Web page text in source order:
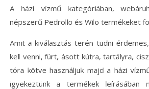
A házi vízmű kategóriában,
népszerű Pedrollo és Wilo termékeket
Amit a kiválasztás terén tudni
kell venni, fúrt, ásott kútra, tartályra,
tóra kötve használjuk majd a házi
igyekeztünk a termékek leírásában